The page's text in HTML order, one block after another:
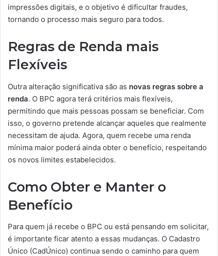
impressões digitais, e o objetivo é dificultar fraudes,
tornando o processo mais seguro para todos.
Regras de Renda mais
Flexíveis
Outra alteração significativa são as novas regras sobre a
renda. O BPC agora terá critérios mais flexíveis,
permitindo que mais pessoas possam se beneficiar. Com
isso, o governo pretende alcançar aqueles que realmente
necessitam de ajuda. Agora, quem recebe uma renda
mínima maior poderá ainda obter o benefício, respeitando
os novos limites estabelecidos.
Como Obter e Manter o
Benefício
Para quem já recebe o BPC ou está pensando em solicitar,
é importante ficar atento a essas mudanças. O Cadastro
Único (CadÚnico) continua sendo o caminho para quem